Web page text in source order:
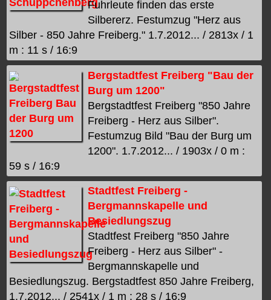
Fuhrleute finden das erste
Silbererz. Festumzug "Herz aus
Silber - 850 Jahre Freiberg." 1.7.2012... / 2813x / 1
m : 11 s / 16:9
Bergstadtfest Freiberg "Bau der
Burg um 1200"
Bergstadtfest Freiberg "850 Jahre
Freiberg - Herz aus Silber".
Festumzug Bild "Bau der Burg um
1200". 1.7.2012... / 1903x / 0 m :
59 s / 16:9
Stadtfest Freiberg -
Bergmannskapelle und
Besiedlungszug
Stadtfest Freiberg "850 Jahre
Freiberg - Herz aus Silber" -
Bergmannskapelle und
Besiedlungszug. Bergstadtfest 850 Jahre Freiberg,
1.7.2012... / 2541x / 1 m : 28 s / 16:9